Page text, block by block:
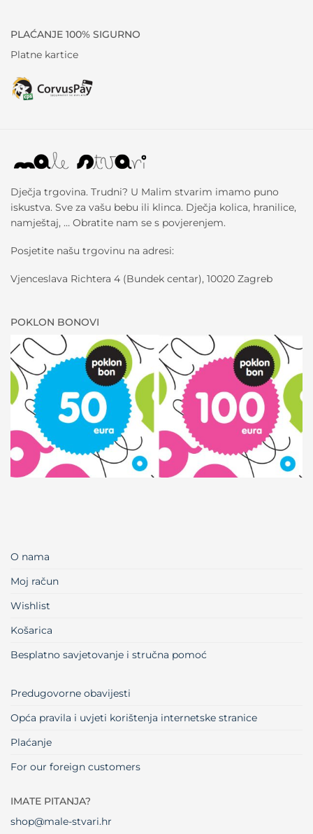
PLAĆANJE 100% SIGURNO
Platne kartice
Dječja trgovina. Trudni? U Malim stvarim imamo puno
iskustva. Sve za vašu bebu ili klinca. Dječja kolica, hranilice,
namještaj, … Obratite nam se s povjerenjem.
Posjetite našu trgovinu na adresi:
Vjenceslava Richtera 4 (Bundek centar), 10020 Zagreb
POKLON BONOVI
O nama
Moj račun
Wishlist
Košarica
Besplatno savjetovanje i stručna pomoć
Predugovorne obavijesti
Opća pravila i uvjeti korištenja internetske stranice
Plaćanje
For our foreign customers
IMATE PITANJA?
shop@male-stvari.hr